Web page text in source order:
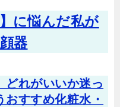
に悩んだ私が
器
どれがいいか迷っ
すすめ化粧水・